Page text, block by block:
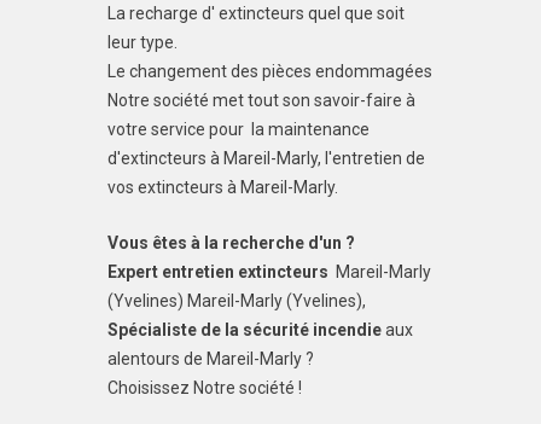
La recharge d' extincteurs quel que soit
leur type.
Le changement des pièces endommagées
Notre société met tout son savoir-faire à
votre service pour la maintenance
d'extincteurs à Mareil-Marly, l'entretien de
vos extincteurs à Mareil-Marly.
Vous êtes à la recherche d'un ?
Expert entretien extincteurs Mareil-Marly
(Yvelines) Mareil-Marly (Yvelines),
Spécialiste de la sécurité incendieaux
alentours de Mareil-Marly ?
Choisissez Notre société !